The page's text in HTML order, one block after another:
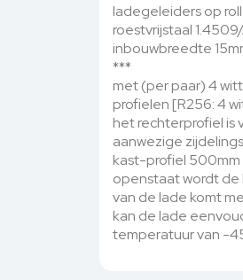
ladegeleiders op
roestvrijstaal
inbouwbreedte
***
met (per paar) 4
profielen [R256: 4
het rechterprofiel is
aanwezige
kast-profiel
openstaat wordt de
van de lade komt
kan de lade
temperatuur van -